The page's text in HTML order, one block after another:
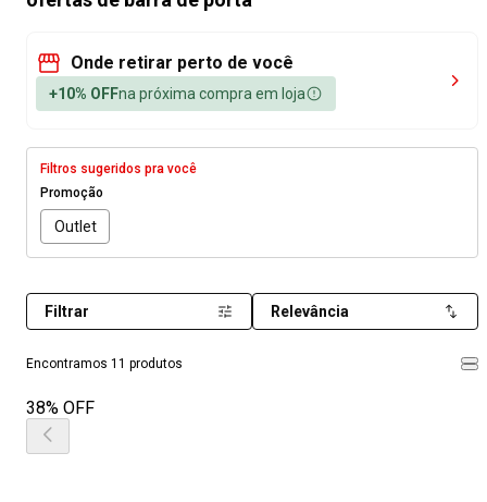
Onde retirar perto de você
+10% OFFna próxima compra em loja
Filtros sugeridos pra você
Promoção
Outlet
Encontramos 11 produtos
Filtrar Relevância
38% OFF